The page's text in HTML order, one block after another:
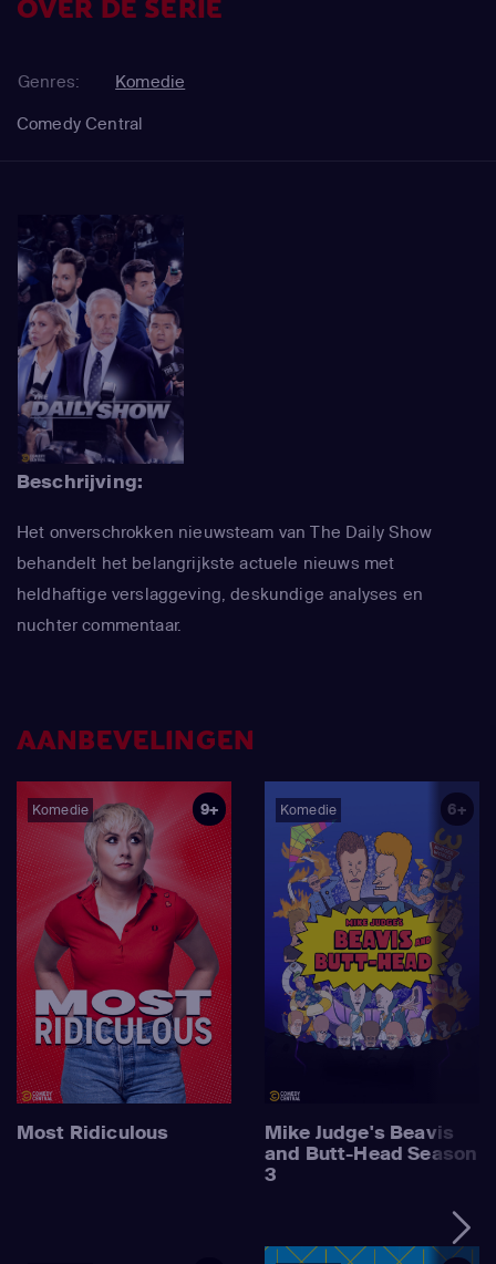
OVER DE SERIE
Genres:
Komedie
Comedy Central
Beschrijving:
Het onverschrokken nieuwsteam van The Daily Show
behandelt het belangrijkste actuele nieuws met
heldhaftige verslaggeving, deskundige analyses en
nuchter commentaar.
AANBEVELINGEN
Komedie 9+
Most Ridiculous
Komedie 6+
Mike Judge's Beavis
and Butt-Head Season
3